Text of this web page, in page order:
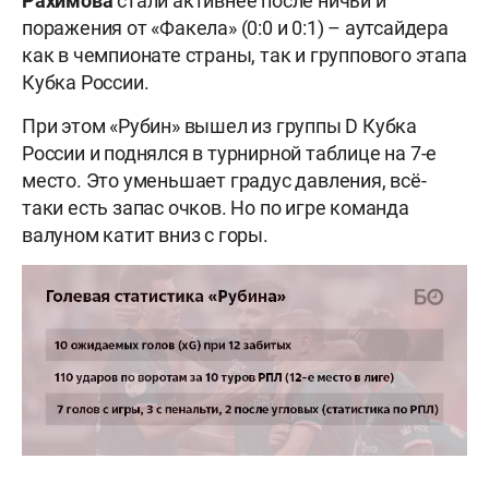
поражения от «Факела» (0:0 и 0:1) – аутсайдера
как в чемпионате страны, так и группового этапа
Кубка России.
При этом «Рубин» вышел из группы D Кубка
России и поднялся в турнирной таблице на 7-е
место. Это уменьшает градус давления, всё-
таки есть запас очков. Но по игре команда
валуном катит вниз с горы.